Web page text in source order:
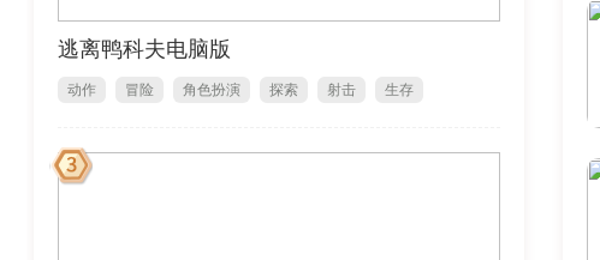
1
逃离鸭科夫电脑版
动作 冒险 角色扮演 探索 射击 生存